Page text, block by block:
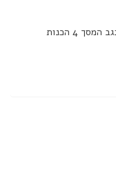
שימו לב , יש צורך בתקן חיבור VESA 100 בגב המסך 4 הכנות